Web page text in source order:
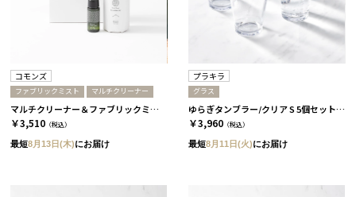
コモンズ
ファブリックミスト マルチクリーナー
マルチクリーナー＆ファブリックミスト ミニセット［コモンズ］
￥3,510 （税込）
最短8月13日(木)にお届け
プラキラ
グラス
ゆらぎタンブラー/クリア S 5個セット［プラキラ］
￥3,960 （税込）
最短8月11日(火)にお届け